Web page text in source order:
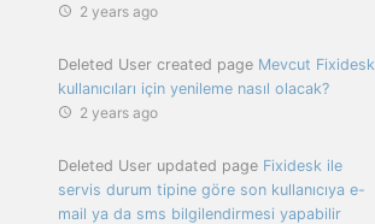
2 years ago
Deleted User created page Mevcut Fixidesk
kullanıcıları için yenileme nasıl olacak?
2 years ago
Deleted User updated page Fixidesk ile
servis durum tipine göre son kullanıcıya e-
mail ya da sms bilgilendirmesi yapabilir